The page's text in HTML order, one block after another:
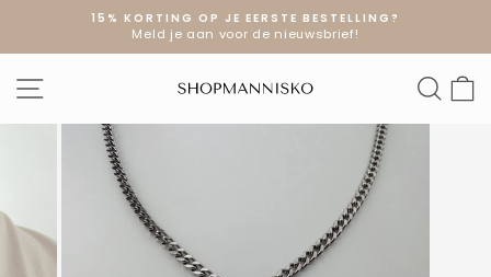
artikel
Diavoorstelling
15% KORTING OP JE EERSTE BESTELLING?
Meld je aan voor de nieuwsbrief!
SITE NAVIGATIE